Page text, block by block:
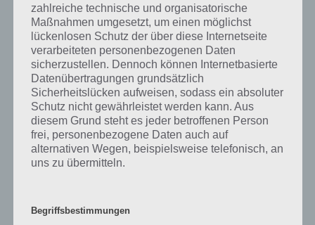
Auf der Suche nach Klassenkameraden
Um als Schule anerkannt zu werden, brauchst du jedoch genügend
Schüler. Da du selber Schüler an deiner eigenen Schule bist, suchst
du also Klassenkameraden. Diese sind unteteilt in Jock, Nerd und
Prep. Cheerleader sind natürlich ebenfalls vertreten. Natürlich gibt es
von jeder Gruppe sowohl männlich als auch weiblich. Auch den
Namen der Personen kannst du individuell festlegen.
Aber das ist bei weitem noch nicht alles. So gibt es Strandtrips, die ihr
unternehmen könnt. Auch eine Modeshow ist möglich. High School
zahlreiche technische und organisatorische
Maßnahmen umgesetzt, um einen möglichst
lückenlosen Schutz der über diese Internetseite
verarbeiteten personenbezogenen Daten
sicherzustellen. Dennoch können Internetbasierte
Datenübertragungen grundsätzlich
Sicherheitslücken aufweisen, sodass ein absoluter
Schutz nicht gewährleistet werden kann. Aus
diesem Grund steht es jeder betroffenen Person
frei, personenbezogene Daten auch auf
alternativen Wegen, beispielsweise telefonisch, an
uns zu übermitteln.
Begriffsbestimmungen